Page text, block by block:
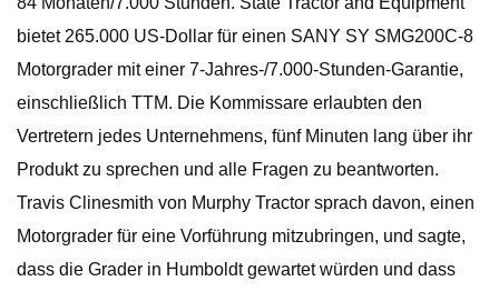
bietet 265.000 US-Dollar für einen SANY SY SMG200C-8
Motorgrader mit einer 7-Jahres-/7.000-Stunden-Garantie,
einschließlich TTM. Die Kommissare erlaubten den
Vertretern jedes Unternehmens, fünf Minuten lang über ihr
Produkt zu sprechen und alle Fragen zu beantworten.
Travis Clinesmith von Murphy Tractor sprach davon, einen
Motorgrader für eine Vorführung mitzubringen, und sagte,
dass die Grader in Humboldt gewartet würden und dass